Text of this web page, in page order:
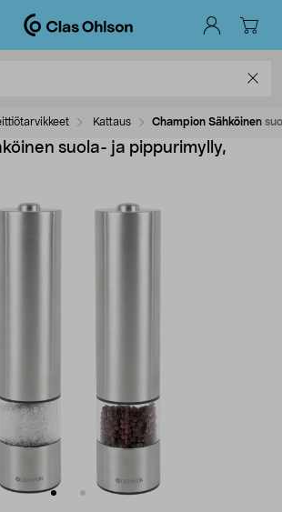
Kattaus Champion Sähköinen
suola- ja pippurimylly,